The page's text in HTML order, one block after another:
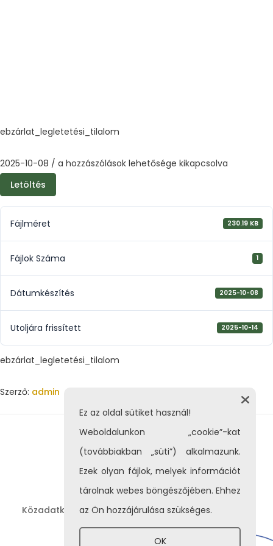
ebzárlat_legletetési_tilalom
2025-10-08 / a hozzászólások lehetősége kikapcsolva
Letöltés
Fájlméret 230.19 KB
Fájlok Száma 1
Dátumkészítés 2025-10-08
Utoljára frissített 2025-10-14
ebzárlat_legletetési_tilalom
Szerző: admin
Ez az oldal sütiket használ!
Weboldalunkon „cookie”-kat
(továbbiakban „süti”) alkalmazunk.
Ezek olyan fájlok, melyek információt
tárolnak webes böngészőjében. Ehhez
az Ön hozzájárulása szükséges.
OK
Közadatkereső|Adatvédelem|Impresszum